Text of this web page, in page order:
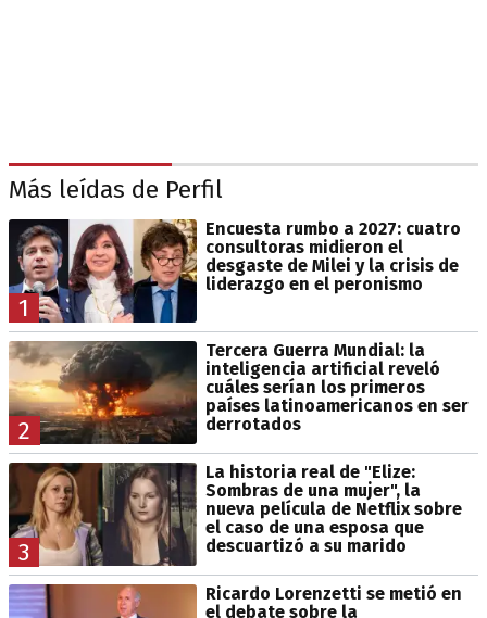
Más leídas de Perfil
1
Encuesta rumbo a 2027: cuatro
consultoras midieron el
desgaste de Milei y la crisis de
liderazgo en el peronismo
2
Tercera Guerra Mundial: la
inteligencia artificial reveló
cuáles serían los primeros
países latinoamericanos en ser
derrotados
3
La historia real de "Elize:
Sombras de una mujer", la
nueva película de Netflix sobre
el caso de una esposa que
descuartizó a su marido
Ricardo Lorenzetti se metió en
el debate sobre la